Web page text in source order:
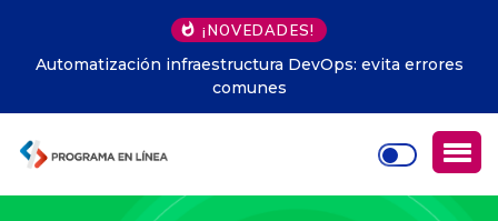
¡NOVEDADES!
Automatización infraestructura DevOps: evita errores
comunes